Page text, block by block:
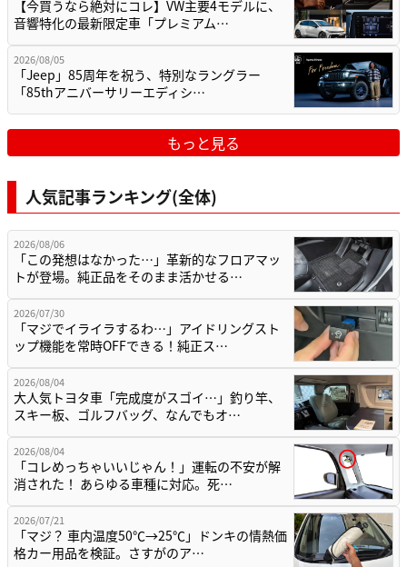
【今買うなら絶対にコレ】VW主要4モデルに、
音響特化の最新限定車「プレミアム…
2026/08/05
「Jeep」85周年を祝う、特別なラングラー
「85thアニバーサリーエディシ…
もっと見る
人気記事ランキング(全体)
2026/08/06
「この発想はなかった…」革新的なフロアマッ
トが登場。純正品をそのまま活かせる…
2026/07/30
「マジでイライラするわ…」アイドリングスト
ップ機能を常時OFFできる！純正ス…
2026/08/04
大人気トヨタ車「完成度がスゴイ…」釣り竿、
スキー板、ゴルフバッグ、なんでもオ…
2026/08/04
「コレめっちゃいいじゃん！」運転の不安が解
消された！ あらゆる車種に対応。死…
2026/07/21
「マジ？ 車内温度50℃→25℃」ドンキの情熱価
格カー用品を検証。さすがのア…